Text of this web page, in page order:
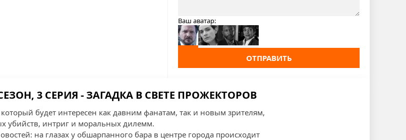
Ваш аватар:
ОТПРАВИТЬ
3 СЕРИЯ - ЗАГАДКА В СВЕТЕ ПРОЖЕКТОРОВ
будет интересен как давним фанатам, так и новым зрителям,
убийств, интриг и моральных дилемм.
на глазах у обшарпанного бара в центре города происходит